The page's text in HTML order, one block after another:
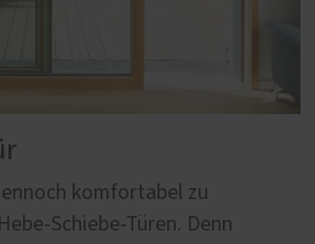
komfortabel zu
Schiebe-Türen. Denn